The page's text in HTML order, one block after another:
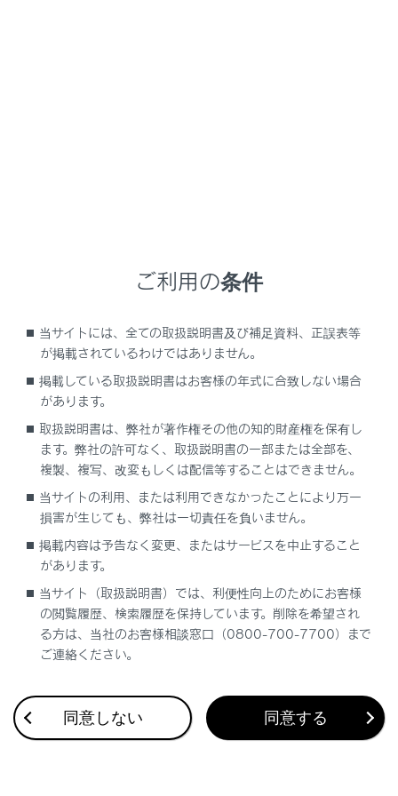
車載器に関して
セットアップに関して
合わせて見られているページ
ETC2.0ユニットの使い方
ETCサービスについて
統一エラーコード一覧について
このページは役に立ちましたか？
ご利用の条件
当サイトには、全ての取扱説明書及び補足資料、正誤表等
が掲載されているわけではありません。
掲載している取扱説明書はお客様の年式に合致しない場合
があります。
取扱説明書は、弊社が著作権その他の知的財産権を保有し
ます。弊社の許可なく、取扱説明書の一部または全部を、
複製、複写、改変もしくは配信等することはできません。
当サイトの利用、または利用できなかったことにより万一
損害が生じても、弊社は一切責任を負いません。
掲載内容は予告なく変更、またはサービスを中止すること
があります。
当サイト（取扱説明書）では、利便性向上のためにお客様
の閲覧履歴、検索履歴を保持しています。削除を希望され
る方は、当社のお客様相談窓口（0800-700-7700）まで
ご連絡ください。
同意しない 同意する